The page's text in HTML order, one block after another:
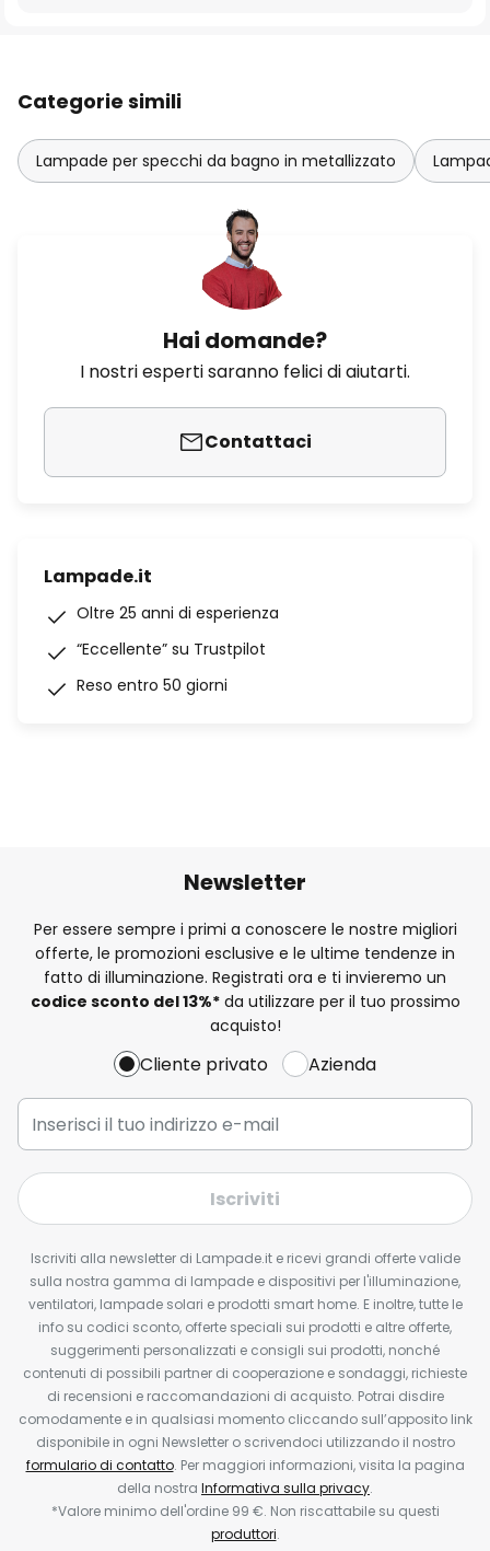
Categorie simili
Lampade per specchi da bagno in metallizzato
Hai domande?
I nostri esperti saranno felici di aiutarti.
Contattaci
Lampade.it
Oltre 25 anni di esperienza
“Eccellente” su Trustpilot
Reso entro 50 giorni
Newsletter
Per essere sempre i primi a conoscere le nostre migliori
offerte, le promozioni esclusive e le ultime tendenze in
fatto di illuminazione. Registrati ora e ti invieremo un
codice sconto del13%*da utilizzare per il tuo prossimo
acquisto!
Cliente privato Azienda
Iscriviti
Iscriviti alla newsletter di Lampade.it e ricevi grandi offerte valide
sulla nostra gamma di lampade e dispositivi per l'illuminazione,
ventilatori, lampade solari e prodotti smart home. E inoltre, tutte le
info su codici sconto, offerte speciali sui prodotti e altre offerte,
suggerimenti personalizzati e consigli sui prodotti, nonché
contenuti di possibili partner di cooperazione e sondaggi, richieste
di recensioni e raccomandazioni di acquisto. Potrai disdire
comodamente e in qualsiasi momento cliccando sull’apposito link
disponibile in ogni Newsletter o scrivendoci utilizzando il nostro
formulario di contatto. Per maggiori informazioni, visita la pagina
della nostra Informativa sulla privacy.
*Valore minimo dell'ordine 99 €. Non riscattabile su questi
produttori.